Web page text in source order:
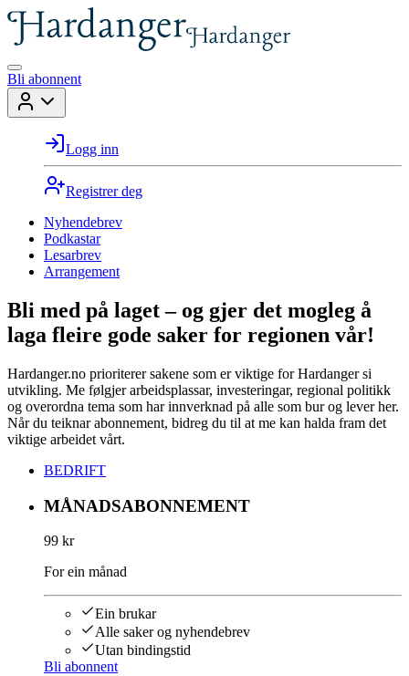
Bli abonnent
Logg inn
Registrer deg
Nyhendebrev
Podkastar
Lesarbrev
Arrangement
Bli med på laget – og gjer det mogleg å
laga fleire gode saker for regionen vår!
Hardanger.no prioriterer sakene som er viktige for Hardanger si
utvikling. Me følgjer arbeidsplassar, investeringar, regional politikk
og overordna tema som har innverknad på alle som bur og lever her.
Når du teiknar abonnement, bidreg du til at me kan halda fram det
viktige arbeidet vårt.
BEDRIFT
MÅNADSABONNEMENT
99 kr
For ein månad
Ein brukar
Alle saker og nyhendebrev
Utan bindingstid
Bli abonnent